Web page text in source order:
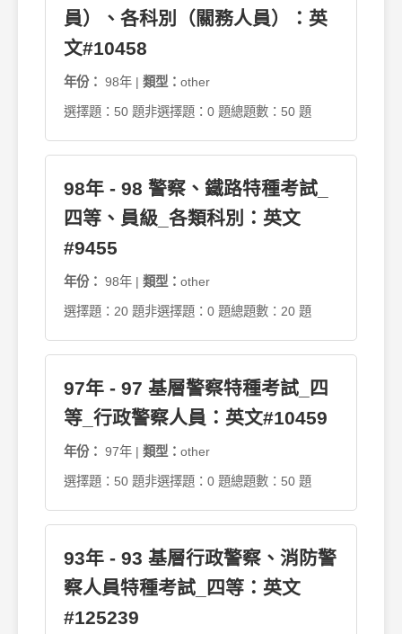
員）、各科別（關務人員）：英
文#10458
年份： 98年 | 類型： other
選擇題：50 題非選擇題：0 題總題數：50 題
98年 - 98 警察、鐵路特種考試_
四等、員級_各類科別：英文
#9455
年份： 98年 | 類型： other
選擇題：20 題非選擇題：0 題總題數：20 題
97年 - 97 基層警察特種考試_四
等_行政警察人員：英文#10459
年份： 97年 | 類型： other
選擇題：50 題非選擇題：0 題總題數：50 題
93年 - 93 基層行政警察、消防警
察人員特種考試_四等：英文
#125239